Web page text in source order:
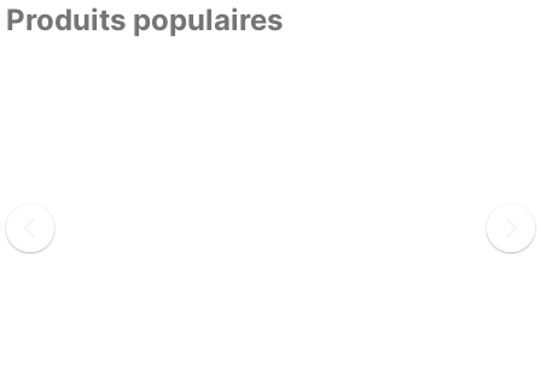
Produits populaires